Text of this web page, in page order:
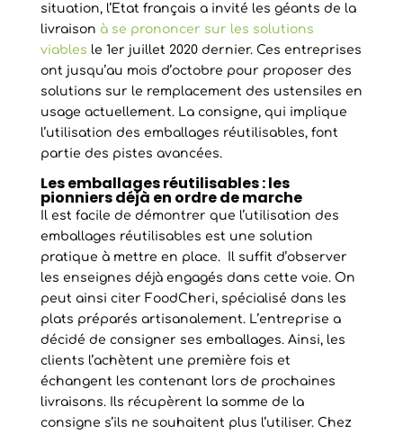
situation, l’Etat français a invité les géants de la
livraison à se prononcer sur les solutions
viables le 1er juillet 2020 dernier. Ces entreprises
ont jusqu’au mois d’octobre pour proposer des
solutions sur le remplacement des ustensiles en
usage actuellement. La consigne, qui implique
l’utilisation des emballages réutilisables, font
partie des pistes avancées.
Les emballages réutilisables : les
pionniers déjà en ordre de marche
Il est facile de démontrer que l’utilisation des
emballages réutilisables est une solution
pratique à mettre en place. Il suffit d’observer
les enseignes déjà engagés dans cette voie. On
peut ainsi citer FoodCheri, spécialisé dans les
plats préparés artisanalement. L’entreprise a
décidé de consigner ses emballages. Ainsi, les
clients l’achètent une première fois et
échangent les contenant lors de prochaines
livraisons. Ils récupèrent la somme de la
consigne s’ils ne souhaitent plus l’utiliser. Chez